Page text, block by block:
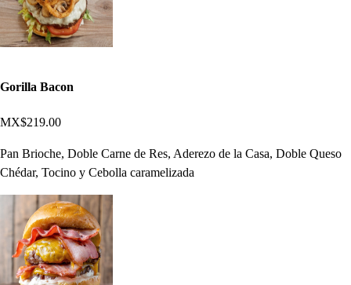
Gorilla Bacon
MX$219.00
Pan Brioche, Doble Carne de Res, Aderezo de la Casa, Doble Queso
Chédar, Tocino y Cebolla caramelizada